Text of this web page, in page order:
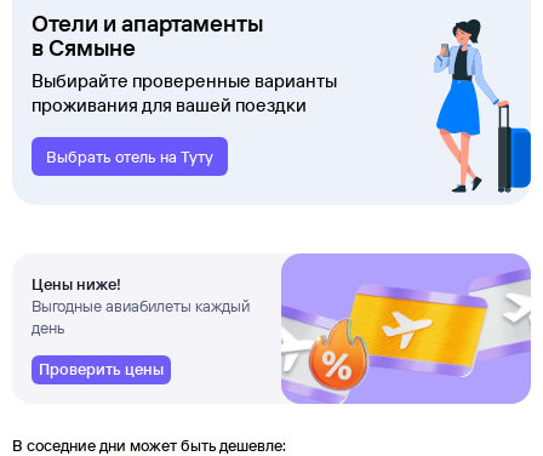
Отели и апартаменты
в Сямыне
Выбирайте проверенные варианты
проживания для вашей поездки
Выбрать отель на Туту
Цены ниже!
Выгодные авиабилеты каждый
день
Проверить цены
В соседние дни может быть дешевле: